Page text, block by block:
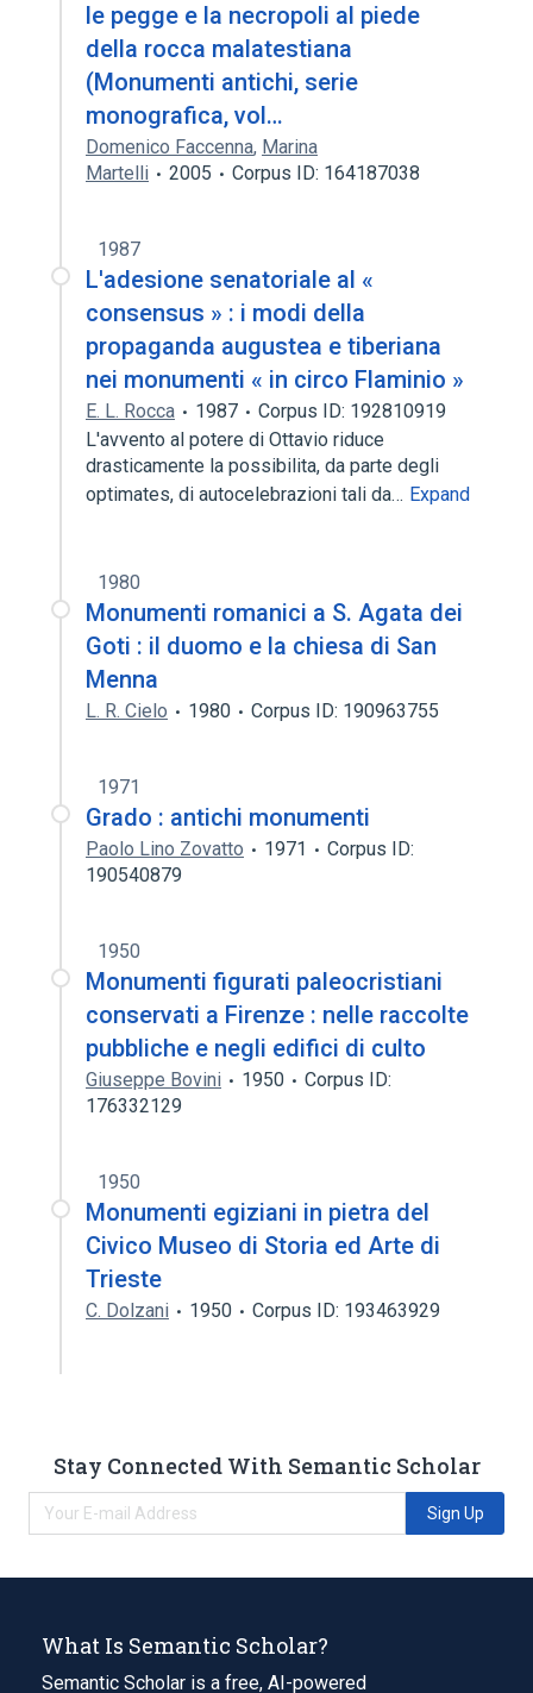
le pegge e la necropoli al piede
della rocca malatestiana
(Monumenti antichi, serie
monografica, vol…
Domenico Faccenna, Marina
Martelli
2005 Corpus ID: 164187038
1987
L'adesione senatoriale al «
consensus » : i modi della
propaganda augustea e tiberiana
nei monumenti « in circo Flaminio »
E. L. Rocca 1987
Corpus ID: 192810919
L'avvento al potere di Ottavio riduce
drasticamente la possibilita, da parte degli
optimates, di autocelebrazioni tali da… Expand
1980
Monumenti romanici a S. Agata dei
Goti : il duomo e la chiesa di San
Menna
L. R. Cielo 1980 Corpus ID: 190963755
1971
Grado : antichi monumenti
Paolo Lino Zovatto 1971
Corpus ID:
190540879
1950
Monumenti figurati paleocristiani
conservati a Firenze : nelle raccolte
pubbliche e negli edifici di culto
Giuseppe Bovini 1950
Corpus ID:
176332129
1950
Monumenti egiziani in pietra del
Civico Museo di Storia ed Arte di
Trieste
C. Dolzani 1950 Corpus ID: 193463929
Stay Connected With Semantic Scholar
Sign Up
What Is Semantic Scholar?
Semantic Scholar is a free, AI-powered